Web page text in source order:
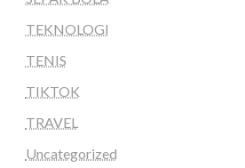
TEKNOLOGI
TENIS
TIKTOK
TRAVEL
Uncategorized